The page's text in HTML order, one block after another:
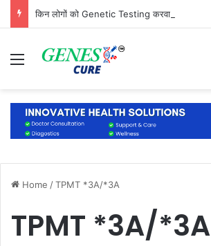
Menu
Home /TPMT *3A/*3A
TPMT *3A/*3A